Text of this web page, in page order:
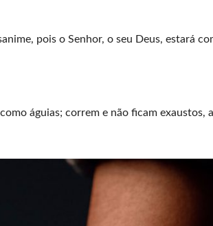
pois o Senhor, o seu Deus, estará
águias; correm e não ficam exaustos,